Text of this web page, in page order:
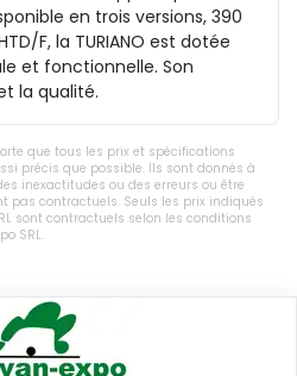
en trois versions, 390
F, la TURIANO est dotée
et fonctionnelle. Son
la qualité.
que tous les prix et spécifications
précis que possible. Ils sont donnés à
inexactitudes ou des erreurs ou être
pas contractuels. Seuls les prix indiqués
sont contractuels selon les conditions
SRL.